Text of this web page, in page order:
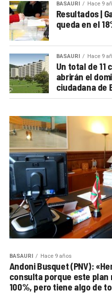
BASAURI Hace 9
Resultados |
queda en el
BASAURI Hace 9
Un total de
abrirán el
ciudadana de
BASAURI Hace 9 años
Andoni Busquet (PNV):
consulta porque este plan
100%, pero tiene algo de